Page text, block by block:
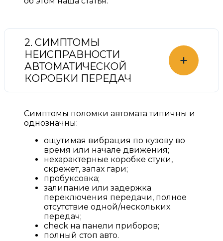
2. СИМПТОМЫ
НЕИСПРАВНОСТИ
АВТОМАТИЧЕСКОЙ
КОРОБКИ ПЕРЕДАЧ
+
Симптомы поломки автомата типичны и
однозначны:
ощутимая вибрация по кузову во
время или начале движения;
нехарактерные коробке стуки,
скрежет, запах гари;
пробуксовка;
залипание или задержка
переключения передачи, полное
отсутствие одной/нескольких
передач;
check на панели приборов;
полный стоп авто.